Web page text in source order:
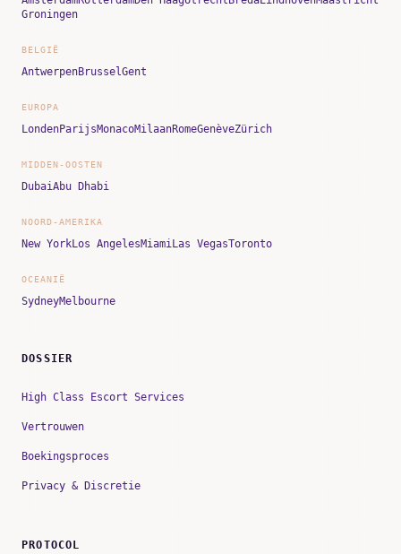
Groningen
BELGIË
AntwerpenBrusselGent
EUROPA
LondenParijsMonacoMilaanRomeGenèveZürich
MIDDEN-OOSTEN
DubaiAbu Dhabi
NOORD-AMERIKA
New YorkLos AngelesMiamiLas VegasToronto
OCEANIË
SydneyMelbourne
DOSSIER
High Class Escort Services
Vertrouwen
Boekingsproces
Privacy & Discretie
PROTOCOL